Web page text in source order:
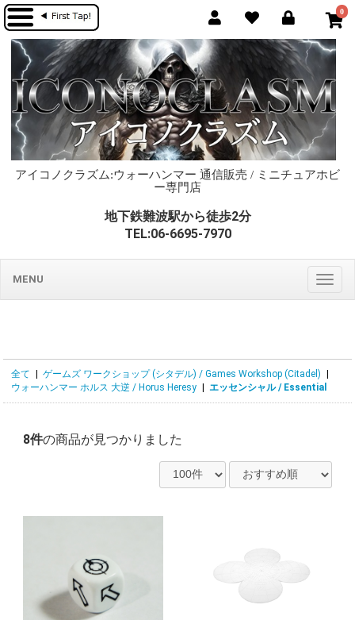
0
アイコノクラズム:ウォーハンマー 通信販売 / ミニチュアホビ
ー専門店
地下鉄難波駅から徒歩2分
TEL:06-6695-7970
MENU
全て ゲームズ ワークショップ (シタデル) / Games Workshop (Citadel)
ウォーハンマー ホルス 大逆 / Horus Heresy
エッセンシャル / Essential
8件の商品が見つかりました